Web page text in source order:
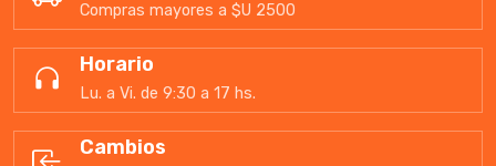
Compras mayores a $U 2500
Horario
Lu. a Vi. de 9:30 a 17 hs.
Cambios